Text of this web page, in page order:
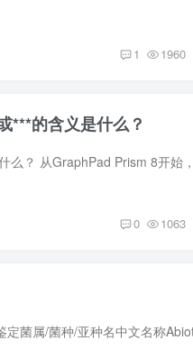
1 1960
***的含义是什么？
0 1063